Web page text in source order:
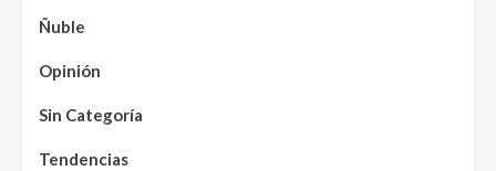
Ñuble
Opinión
Sin Categoría
Tendencias